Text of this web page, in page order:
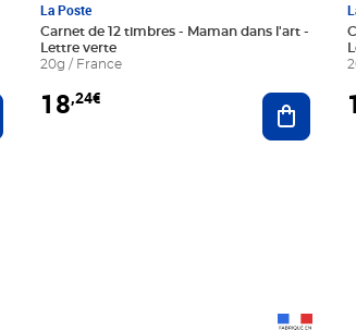
au panier
La Poste
Carnet de 12 timbres - Maman dans l'art -
Lettre verte
20g / France
18,24€ Ajouter